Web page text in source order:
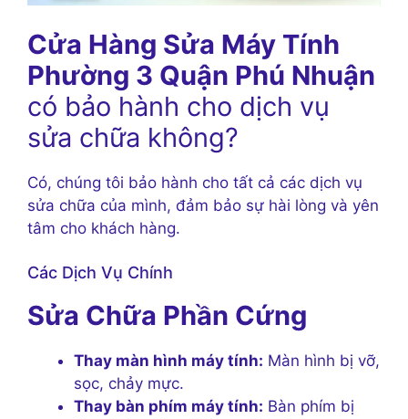
Cửa Hàng Sửa Máy Tính
Phường 3 Quận Phú Nhuận
có bảo hành cho dịch vụ
sửa chữa không?
Có, chúng tôi bảo hành cho tất cả các dịch vụ
sửa chữa của mình, đảm bảo sự hài lòng và yên
tâm cho khách hàng.
Các Dịch Vụ Chính
Sửa Chữa Phần Cứng
Thay màn hình máy tính: Màn hình bị vỡ,
sọc, chảy mực.
Thay bàn phím máy tính: Bàn phím bị